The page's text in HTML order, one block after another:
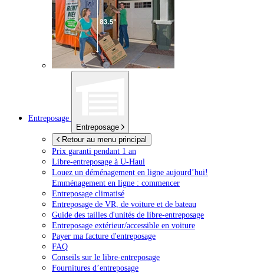
Entreposage
Entreposage
Retour au menu principal
Prix garanti pendant 1 an
Libre-entreposage à U-Haul
Louez un déménagement en ligne aujourd’hui!
Emménagement en ligne : commencer
Entreposage climatisé
Entreposage de VR, de voiture et de bateau
Guide des tailles d'unités de libre-entreposage
Entreposage extérieur/accessible en voiture
Payer ma facture d'entreposage
FAQ
Conseils sur le libre-entreposage
Fournitures d’entreposage